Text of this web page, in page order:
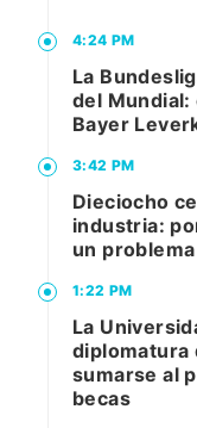
4:24 PM
La
del Mundial:
Bayer
3:42 PM
Dieciocho
industria:
un
1:22 PM
La
diplomatura
sumarse al
becas